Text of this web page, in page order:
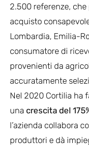
2.500 referenze,
acquisto
Lombardia, Emilia-
consumatore di
provenienti da
accuratamente
Nel 2020 Cortilia ha
una crescita del
l’azienda collabora
produttori e dà